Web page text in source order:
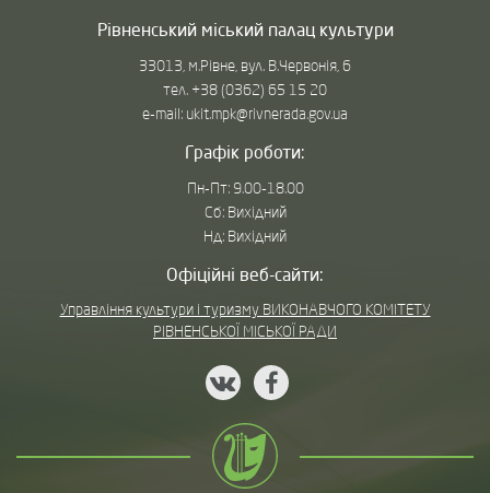
Рівненський міський палац культури
33013, м.Рівне, вул. В.Червонія, 6
тел. +38 (0362) 65 15 20
e-mail: ukit.mpk@rivnerada.gov.ua
Графік роботи:
Пн-Пт: 9.00-18.00
Сб: Вихідний
Нд: Вихідний
Офіційні веб-сайти:
Управління культури і туризму ВИКОНАВЧОГО КОМІТЕТУ
РІВНЕНСЬКОЇ МІСЬКОЇ РАДИ